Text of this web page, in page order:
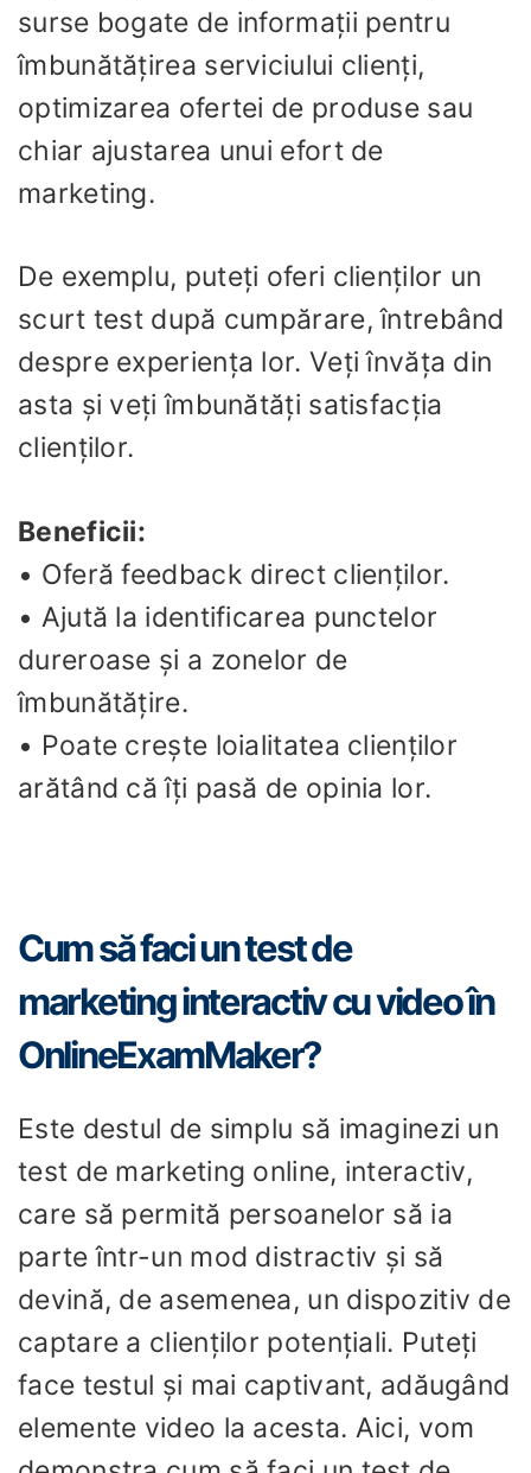
surse bogate de informații pentru
îmbunătățirea serviciului clienți,
optimizarea ofertei de produse sau
chiar ajustarea unui efort de
marketing.
De exemplu, puteți oferi clienților un
scurt test după cumpărare, întrebând
despre experiența lor. Veți învăța din
asta și veți îmbunătăți satisfacția
clienților.
Beneficii:
• Oferă feedback direct clienților.
• Ajută la identificarea punctelor
dureroase și a zonelor de
îmbunătățire.
• Poate crește loialitatea clienților
arătând că îți pasă de opinia lor.
Cum să faci un test de
marketing interactiv cu video în
OnlineExamMaker?
Este destul de simplu să imaginezi un
test de marketing online, interactiv,
care să permită persoanelor să ia
parte într-un mod distractiv și să
devină, de asemenea, un dispozitiv de
captare a clienților potențiali. Puteți
face testul și mai captivant, adăugând
elemente video la acesta. Aici, vom